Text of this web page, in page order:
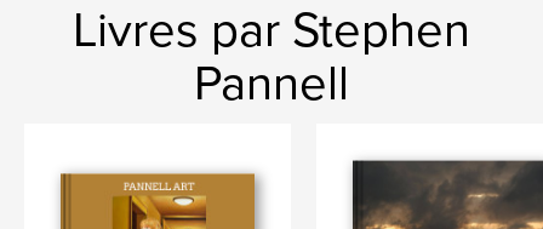
Livres par Stephen
Pannell